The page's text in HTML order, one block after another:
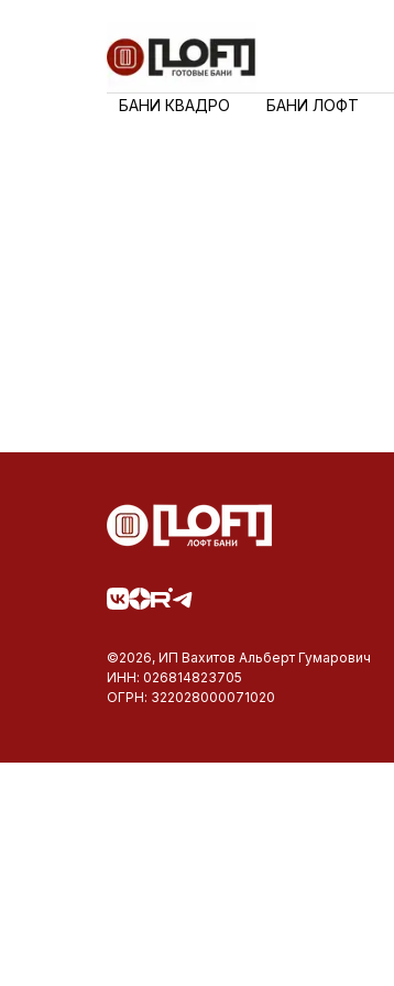
БАНИ КВАДРО БАНИ ЛОФТ
©2026, ИП Вахитов Альберт Гумарович
ИНН: 026814823705
ОГРН: 322028000071020